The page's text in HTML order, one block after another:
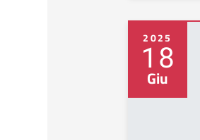
2025
18
Giu